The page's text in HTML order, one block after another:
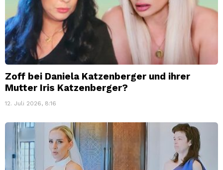
Zoff bei Daniela Katzenberger und ihrer
Mutter Iris Katzenberger?
12. Juli 2026, 8:16